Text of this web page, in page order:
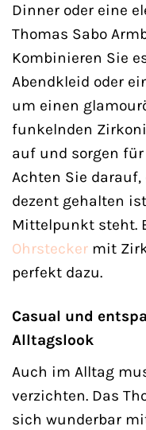
Dinner oder eine
Thomas Sabo
Kombinieren Sie
Abendkleid oder
um einen
funkelnden
auf und sorgen
Achten Sie
dezent gehalten
Mittelpunkt steht.
Ohrstecker mit
perfekt dazu.
Casual und
Alltagslook
Auch im Alltag
verzichten. Das
sich wunderbar